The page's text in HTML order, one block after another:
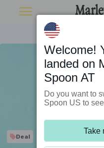
Deal
Welcome!
landed on
Spoon AT
Do you want to
Spoon US to
Take